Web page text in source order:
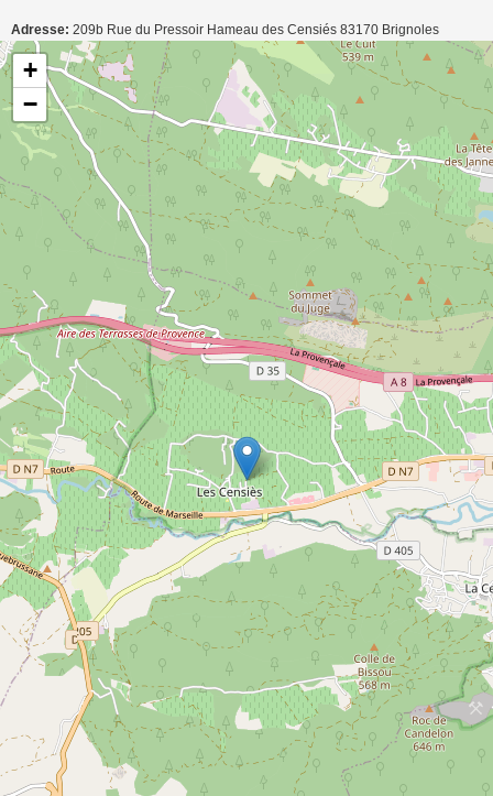
Adresse: 209b Rue du Pressoir Hameau des Censiés 83170 Brignoles
Carte de localisation de l'annonce: Chambre d'hôte pour 4 personnes à Brignoles
+
−